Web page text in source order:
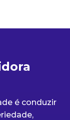
é conduzir